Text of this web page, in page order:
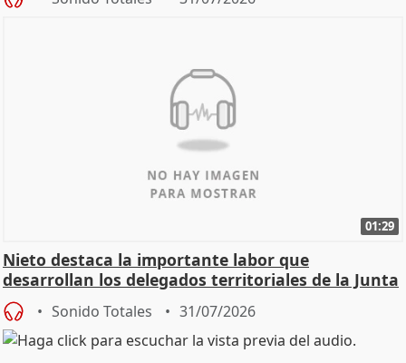
01:29
Nieto destaca la importante labor que
desarrollan los delegados territoriales de la Junta
Sonido Totales 31/07/2026